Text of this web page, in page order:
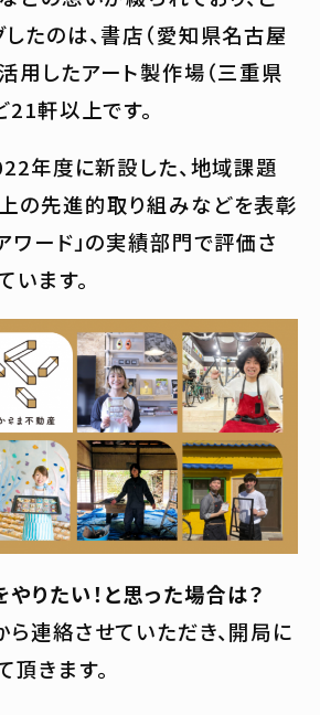
たのは、書店（愛知県名古屋
用したアート製作場（三重県
21軒以上です。
年度に新設した、地域課題
の先進的取り組みなどを表彰
ワード」の実績部門で評価さ
ます。
りたい！と思った場合は？
ら連絡させていただき、開局に
きます。